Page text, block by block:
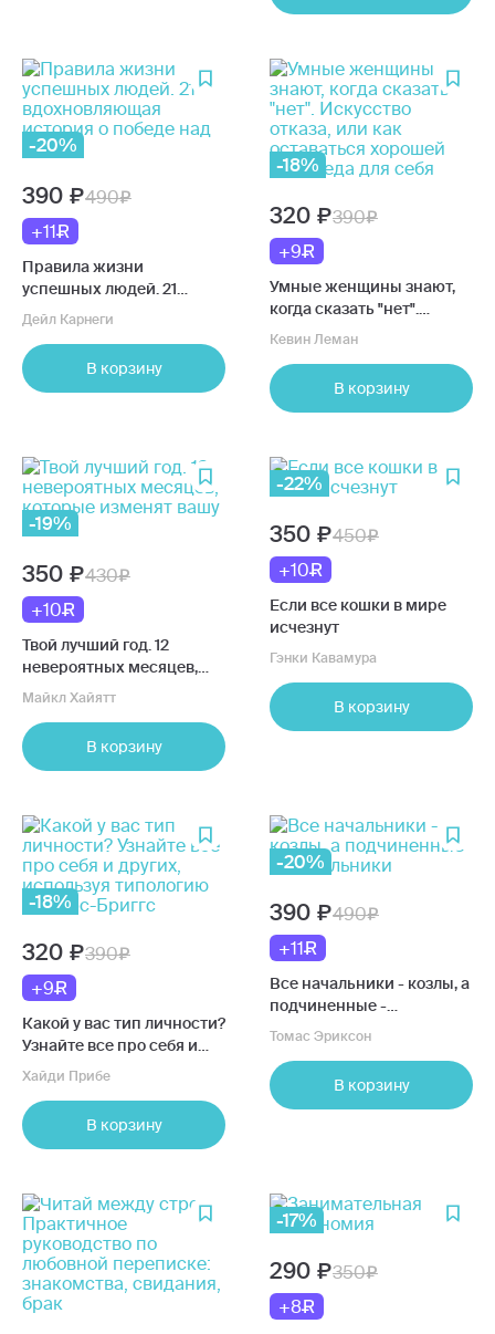
-20%
390
490
+11
Правила жизни
успешных людей. 21
вдохновляющая история
Дейл Карнеги
В корзину
-18%
320
390
+9
Умные женщины знают,
когда сказать "нет".
Искусство отказа, или как
вреда для себя
Кевин Леман
В корзину
-19%
350
430
+10
Твой лучший год. 12
невероятных месяцев,
которые изменят вашу
Майкл Хайятт
В корзину
-22%
350
450
+10
Если все кошки в мире
исчезнут
Гэнки Кавамура
В корзину
-18%
320
390
+9
Какой у вас тип личности?
Узнайте все про себя и
других, используя
Бриггс
Хайди Прибе
В корзину
-20%
390
490
+11
Все начальники - козлы, а
подчиненные -
бездельники
Томас Эриксон
В корзину
-17%
290
350
+8